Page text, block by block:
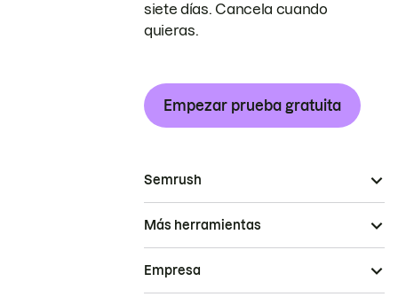
siete días. Cancela cuando
quieras.
Empezar prueba gratuita
Semrush
Más herramientas
Empresa